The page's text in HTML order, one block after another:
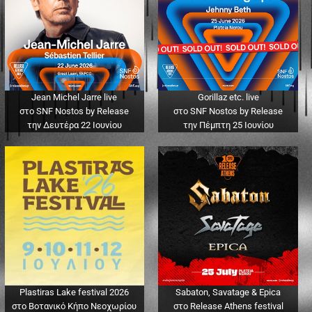
Jean Michel Jarre live
στο SNF Nostos by Release
την Δευτέρα 22 Ιουνίου
Gorillaz etc. live
στο SNF Nostos by Release
την Πέμπτη 25 Ιουνίου
Plastiras Lake festival 2026
στο Βοτανικό Κήπο Νεοχωρίου
Sabaton, Savatage & Epica
στο Release Athens festival